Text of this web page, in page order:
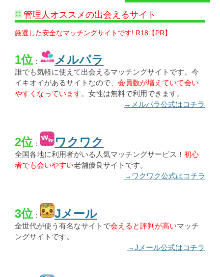
管理人オススメの出会えるサイト
厳選した安全なマッチングサイトです! R18【PR】
1位： メルパラ
誰でも気軽に使えて出会えるマッチングサイトです。今
イキオイがあるサイトなので、 会員数が増えていて会い
やすくなっています。女性は無料で利用できます。
→メルパラ公式はコチラ
2位： ワクワク
全国各地に利用者がいる人気マッチングサービス！ 初心
者でも会いやすい老舗優良サイトです。
→ワクワク公式はコチラ
3位： Jメール
全世代が使う有名なサイトで会えると評判が高いマッチ
ングサイトです。
→Jメール公式はコチラ